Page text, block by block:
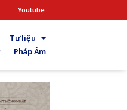
Youtube
Tư liệu
Pháp Âm